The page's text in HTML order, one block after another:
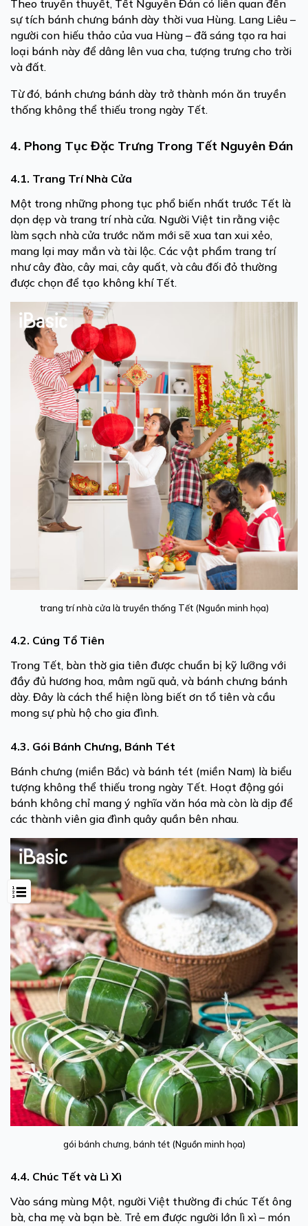
Theo truyền thuyết, Tết Nguyên Đán có liên quan đến
sự tích bánh chưng bánh dày thời vua Hùng. Lang Liêu –
người con hiếu thảo của vua Hùng – đã sáng tạo ra hai
loại bánh này để dâng lên vua cha, tượng trưng cho trời
và đất.
Từ đó, bánh chưng bánh dày trở thành món ăn truyền
thống không thể thiếu trong ngày Tết.
4. Phong Tục Đặc Trưng Trong Tết Nguyên Đán
4.1. Trang Trí Nhà Cửa
Một trong những phong tục phổ biến nhất trước Tết là
dọn dẹp và trang trí nhà cửa. Người Việt tin rằng việc
làm sạch nhà cửa trước năm mới sẽ xua tan xui xẻo,
mang lại may mắn và tài lộc. Các vật phẩm trang trí
như cây đào, cây mai, cây quất, và câu đối đỏ thường
được chọn để tạo không khí Tết.
trang trí nhà cửa là truyền thống Tết (Nguồn minh họa)
4.2. Cúng Tổ Tiên
Trong Tết, bàn thờ gia tiên được chuẩn bị kỹ lưỡng với
đầy đủ hương hoa, mâm ngũ quả, và bánh chưng bánh
dày. Đây là cách thể hiện lòng biết ơn tổ tiên và cầu
mong sự phù hộ cho gia đình.
4.3. Gói Bánh Chưng, Bánh Tét
Bánh chưng (miền Bắc) và bánh tét (miền Nam) là biểu
tượng không thể thiếu trong ngày Tết. Hoạt động gói
bánh không chỉ mang ý nghĩa văn hóa mà còn là dịp để
các thành viên gia đình quây quần bên nhau.
gói bánh chưng, bánh tét (Nguồn minh họa)
4.4. Chúc Tết và Lì Xì
Vào sáng mùng Một, người Việt thường đi chúc Tết ông
bà, cha mẹ và bạn bè. Trẻ em được người lớn lì xì – món